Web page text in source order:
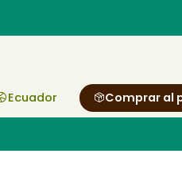
Ecuador Comprar al